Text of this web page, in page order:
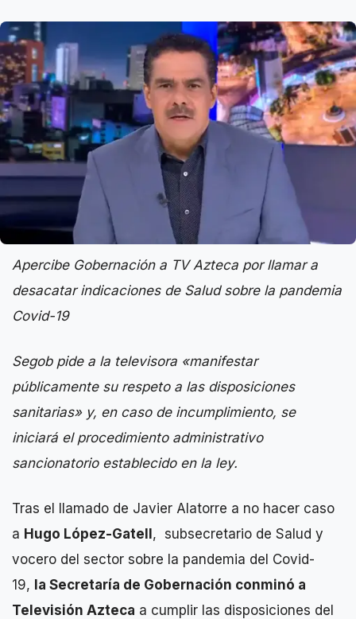
Apercibe Gobernación a TV Azteca por llamar a
desacatar indicaciones de Salud sobre la pandemia
Covid-19
Segob pide a la televisora «manifestar
públicamente su respeto a las disposiciones
sanitarias» y, en caso de incumplimiento, se
iniciará el procedimiento administrativo
sancionatorio establecido en la ley.
Tras el llamado de Javier Alatorre a no hacer caso
a Hugo López-Gatell, subsecretario de Salud y
vocero del sector sobre la pandemia del Covid-
19, la Secretaría de Gobernación conminó a
Televisión Azteca a cumplir las disposiciones del